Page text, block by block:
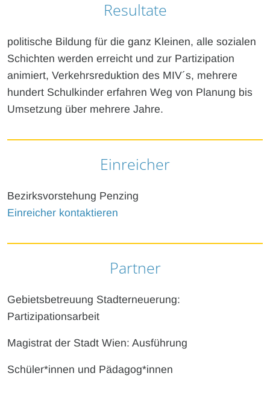
Resultate
politische Bildung für die ganz Kleinen, alle sozialen
Schichten werden erreicht und zur Partizipation
animiert, Verkehrsreduktion des MIV´s, mehrere
hundert Schulkinder erfahren Weg von Planung bis
Umsetzung über mehrere Jahre.
Einreicher
Bezirksvorstehung Penzing
Einreicher kontaktieren
Partner
Gebietsbetreuung Stadterneuerung:
Partizipationsarbeit
Magistrat der Stadt Wien: Ausführung
Schüler*innen und Pädagog*innen